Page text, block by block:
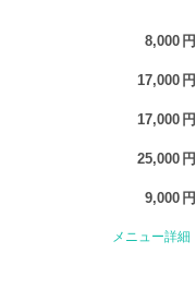
8,000 円
17,000 円
17,000 円
25,000 円
9,000 円
メニュー詳細